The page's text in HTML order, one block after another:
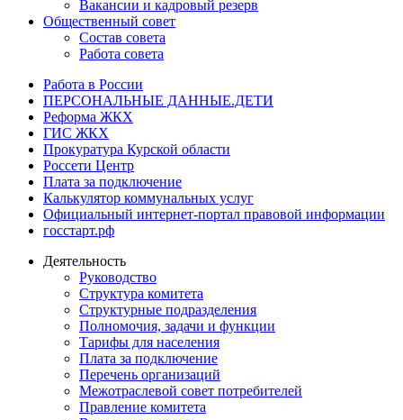
Вакансии и кадровый резерв
Общественный совет
Состав совета
Работа совета
Работа в России
ПЕРСОНАЛЬНЫЕ ДАННЫЕ.ДЕТИ
Реформа ЖКХ
ГИС ЖКХ
Прокуратура Курской области
Россети Центр
Плата за подключение
Калькулятор коммунальных услуг
Официальный интернет-портал правовой информации
госстарт.рф
Деятельность
Руководство
Структура комитета
Структурные подразделения
Полномочия, задачи и функции
Тарифы для населения
Плата за подключение
Перечень организаций
Межотраслевой совет потребителей
Правление комитета